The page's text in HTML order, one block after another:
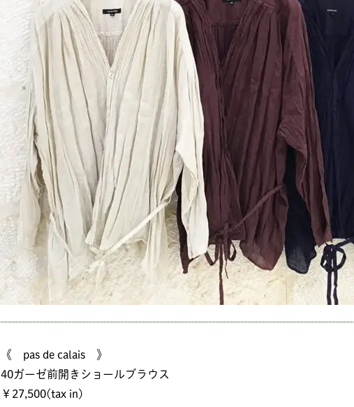
《 pas de calais 》
40ガーゼ前開きショールブラウス
￥27,500(tax in)